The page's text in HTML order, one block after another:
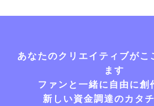
あなたのクリエイティブがこ
ます
ファンと一緒に自由に創
新しい資金調達のカタ